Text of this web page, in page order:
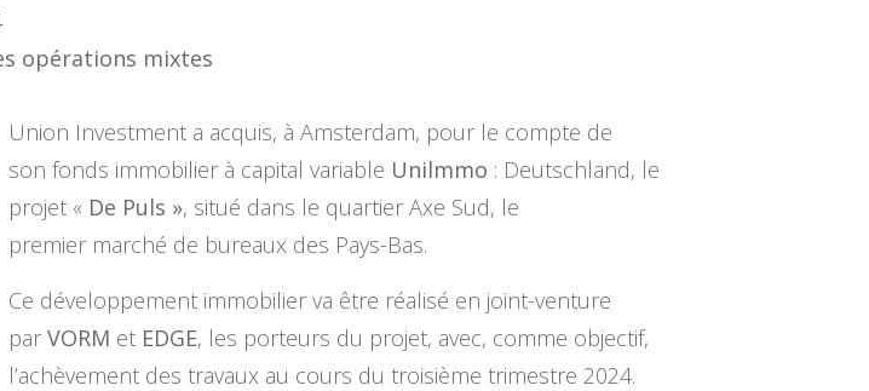
opérations mixtes
Union Investment a acquis, à Amsterdam, pour le compte de
son fonds immobilier à capital variable Unilmmo : Deutschland, le
projet « De Puls », situé dans le quartier Axe Sud, le
premier marché de bureaux des Pays-Bas.
Ce développement immobilier va être réalisé en joint-venture
parVORM et EDGE, les porteurs du projet, avec, comme objectif,
l’achèvement des travaux au cours du troisième trimestre 2024.